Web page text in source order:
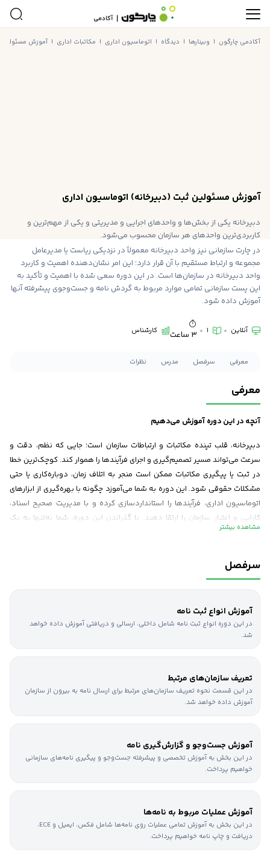
آکادمی چارگون | وبینارها | دیدگاه | اتوماسیون اداری | مکاتبات اداری | آموزش مسئولین
آموزش مسئولین ثبت (دبیرخانه) اتوماسیون اداری
دبیرخانه یکی از بخش‌ها و واحد‌های اجرایی و مدیریتی و یکی از مهم‌ترین و
کاربردی‌ترین واحدهای هر سازمان محسوب می‌شود.
در چارت سازمانی نیز واحد دبیرخانه معمولاً در نزدیکی ریاست یا مدیرعامل
مجموعه و ارتباط مستقیم با آن قرار دارد؛ این امر نشان‌دهنده اهمیت و کاربرد
واحد دبیرخانه در سازمان‌ها است. در این دوره سعی شده با اهمیت و تأکید به
این پست سازمانی تمامی موارد مربوط به گردش نامه و جست‌وجوی پیشرفته آنها
آموزش داده شود.
آنلاین 1 3 ساعت کارشناس
معرفی سرفصل مدرس نظرات
معرفی
آنچه در این دوره آموزش می‌دهیم
دبیرخانه، قلب تپنده مکاتبات و ارتباطات سازمان است؛ جایی که نظم، دقت و
سرعت می‌تواند مسیر تصمیم‌گیری و اجرای فرآیندها را هموار کند. کوچک‌ترین خطا
در ثبت یا پیگیری مکاتبات ممکن است منجر به اتلاف زمان، دوباره‌کاری یا حتی
مشکلات حقوقی شود. این دوره به شما می‌آموزد چگونه با بهره‌گیری از ابزارهای
اتوماسیون اداری، فرآیندها را استانداردسازی کرده و با مدیریت صحیح اسناد،
کارایی و اعتبار سازمان را ارتقا دهید. با گذراندن این دوره، شما نه‌تنها به یک
مسئول دبیرخانه حرفه‌ای تبدیل می‌شوید، بلکه نقشی حیاتی در شفافیت و نظم
مخاطبان این دوره
کاربرانی است که به تازگی وارد سازمان و دبیرخانه شده‌اند و یا کاربرانی که به
بازآموزی و رفع اشکال نیاز دارند.
سرفصل
آموزش انواع ثبت نامه
در این دوره انواع ثبت نامه شامل داخلی، ارسالی و دریافتی آموزش داده خواهد
شد.
تعریف سازمان‌های مرتبط
در این قسمت نحوه تعریف سازمان‌های مرتبط برای ارسال نامه به بیرون از سازمان
آموزش داده خواهد شد.
آموزش جست‌وجو و گزارش‌گیری نامه
در این بخش به آموزش تخصصی و پیشرفته جست‌وجو و پیگیری نامه‌های سازمانی
خواهیم پرداخت.
آموزش عملیات مربوط به نامه‌ها
در این بخش به آموزش تمامی عملیات روی نامه‌ها شامل فکس، ایمیل و ECE،
دریافت و چاپ نامه خواهیم پرداخت.